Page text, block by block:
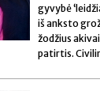
gyvybė
iš anksto
žodžius
patirtis.